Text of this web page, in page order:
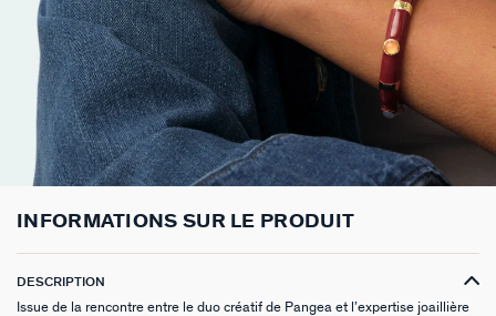
BOUCLES D'OREILLES PUCES
BOUCLES D'OREILLES À L'UNITÉ
BOUCLES D'OREILLES CLIPS
BOUCLES D'OREILLES DORÉES
CHAINES
SAUTOIRS
PENDENTIFS
COLLIERS À COMPOSER
BRACELETS SOUPLES
MANCHETTES
BRACELETS À COMPOSER
BRACELETS DORÉS
BAGUES DORÉES
BAGUES ARGENTÉES
CHEVALIÈRES
PIERRES NATURELLES
ZODIAQUE
PAMPILLES CRÉOLES
COLLIERS COMPATIBLES
PIERCINGS EAR CUFF
PIERCING HÉLIX & TRAGUS
PIERCINGS DORÉS
CADEAUX À MOINS DE 30€
CADEAUX À MOINS DE 50€
CADEAUX À MOINS DE 100€
CADEAUX EN ARGENT VÉRITABLE
BROCHES
FOULARDS
CEINTURES
BELOVED
ARGENT SIGNATURE
MADELEINE
ODÉON
NOTRE GUIDE PERÇAGE
MY AGATHA CLUB
NOUS REJOINDRE
INFORMATIONS SUR LE PRODUIT
DESCRIPTION
Issue de la rencontre entre le duo créatif de Pangea et l’expertise joaillière